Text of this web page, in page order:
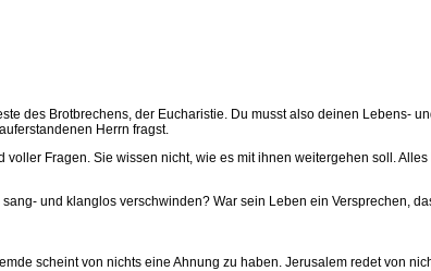
des Brotbrechens, der Eucharistie. Du musst also deinen Lebens-
Herrn fragst.
Fragen. Sie wissen nicht, wie es mit ihnen weitergehen soll.
und klanglos verschwinden? War sein Leben ein Versprechen,
scheint von nichts eine Ahnung zu haben. Jerusalem redet von